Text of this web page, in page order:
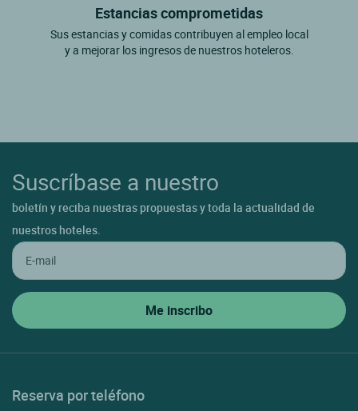
Estancias comprometidas
Sus estancias y comidas contribuyen al empleo local
y a mejorar los ingresos de nuestros hoteleros.
Suscríbase a nuestro
boletín y reciba nuestras propuestas y toda la actualidad de
nuestros hoteles.
Reserva por teléfono